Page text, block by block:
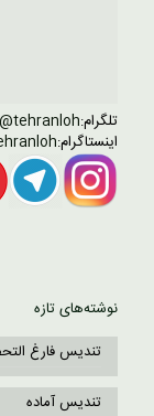
تلگرام:tehranloh@
اینستاگرام:
نوشته‌های تازه
تندیس فارغ
تندیس آماده